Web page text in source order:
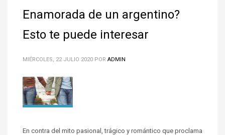
Enamorada de un argentino?
Esto te puede interesar
MIÉRCOLES, 22 JULIO 2020 POR ADMIN
En contra del mito pasional, trágico y romántico que proclama